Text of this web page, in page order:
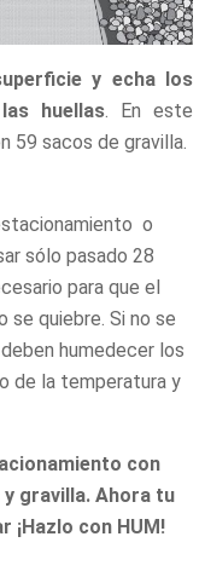
y echa los
huellas. En este
59 sacos de gravilla.
o
sólo pasado 28
para que el
se quiebre. Si no se
humedecer los
de la temperatura y
con
gravilla. Ahora tu
¡Hazlo con HUM!